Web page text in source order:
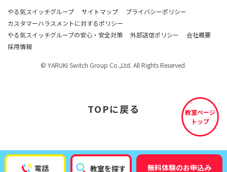
電話 教室を探す 無料体験のお申込み
教室ページ
トップ
やる気スイッチグループ サイトマップ
プライバシーポリシー
カスタマーハラスメントに対するポリシー
やる気スイッチグループの安心・安全対策
外部送信ポリシー
会社概要
採用情報
© YARUKI Switch Group Co.,Ltd. All Rights Reserved.
TOPに戻る